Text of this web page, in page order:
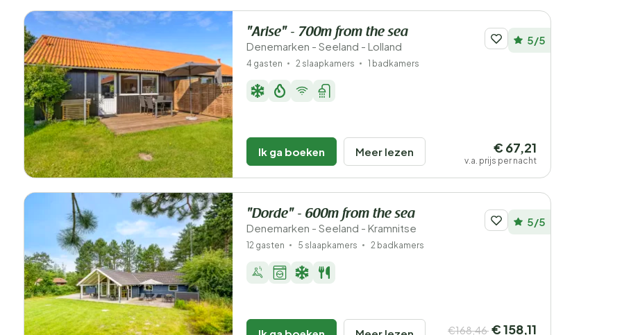
"Arise" - 700m from the sea
Denemarken - Seeland - Lolland 5/5
4 gasten 2 slaapkamers 1 badkamers
Ik ga boeken Meer lezen € 67,21
v.a. prijs per nacht
"Dorde" - 600m from the sea
Denemarken - Seeland - Kramnitse 5/5
12 gasten 5 slaapkamers 2 badkamers
€168,46 € 158,11